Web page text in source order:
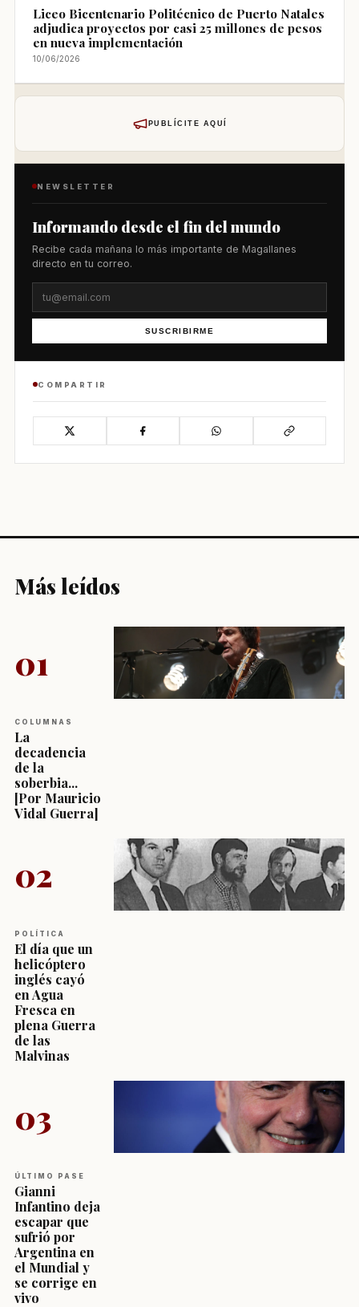
Liceo Bicentenario Politécnico de Puerto Natales
adjudica proyectos por casi 25 millones de pesos
en nueva implementación
10/06/2026
PUBLÍCITE AQUÍ
NEWSLETTER
Informando desde el fin del mundo
Recibe cada mañana lo más importante de Magallanes
directo en tu correo.
SUSCRIBIRME
COMPARTIR
Más leídos
01
COLUMNAS
La
decadencia
de la
soberbia...
[Por Mauricio
Vidal Guerra]
02
POLÍTICA
El día que un
helicóptero
inglés cayó
en Agua
Fresca en
plena Guerra
de las
Malvinas
03
ÚLTIMO PASE
Gianni
Infantino deja
escapar que
sufrió por
Argentina en
el Mundial y
se corrige en
vivo